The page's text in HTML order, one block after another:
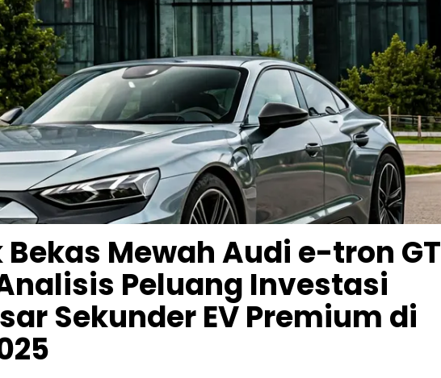
Mewah Audi e-tron GT
Peluang Investasi
Sekunder EV Premium di